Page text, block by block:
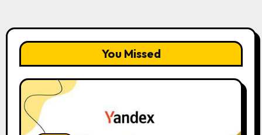
You Missed